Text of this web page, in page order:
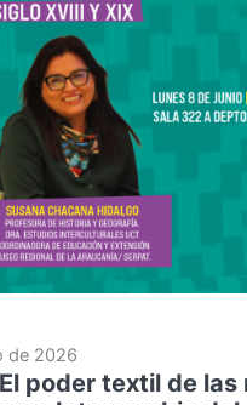
de 2026
poder textil de las